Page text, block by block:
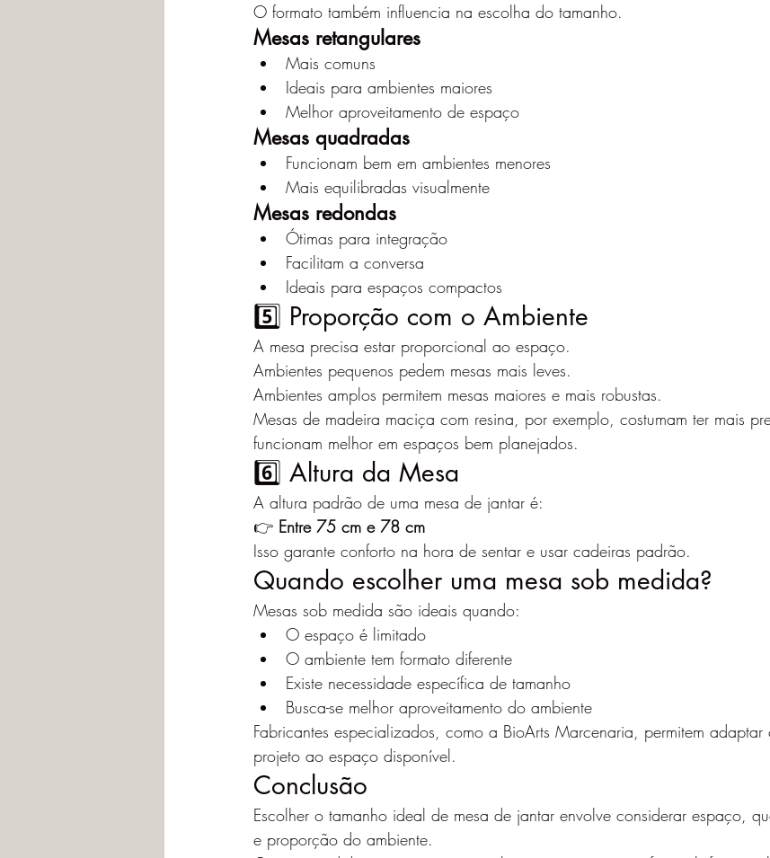
O formato também influencia na escolha do tamanho.
Mesas retangulares
Mais comuns
Ideais para ambientes maiores
Melhor aproveitamento de espaço
Mesas quadradas
Funcionam bem em ambientes menores
Mais equilibradas visualmente
Mesas redondas
Ótimas para integração
Facilitam a conversa
Ideais para espaços compactos
5️⃣ Proporção com o Ambiente
A mesa precisa estar proporcional ao espaço.
Ambientes pequenos pedem mesas mais leves.
Ambientes amplos permitem mesas maiores e mais robustas.
Mesas de madeira maciça com resina, por exemplo, costumam ter mais
funcionam melhor em espaços bem planejados.
6️⃣ Altura da Mesa
A altura padrão de uma mesa de jantar é:
👉 Entre 75 cm e 78 cm
Isso garante conforto na hora de sentar e usar cadeiras padrão.
Quando escolher uma mesa sob medida?
Mesas sob medida são ideais quando:
O espaço é limitado
O ambiente tem formato diferente
Existe necessidade específica de tamanho
Busca-se melhor aproveitamento do ambiente
Fabricantes especializados, como a BioArts Marcenaria, permitem adaptar
projeto ao espaço disponível.
Conclusão
Escolher o tamanho ideal de mesa de jantar envolve considerar espaço,
e proporção do ambiente.